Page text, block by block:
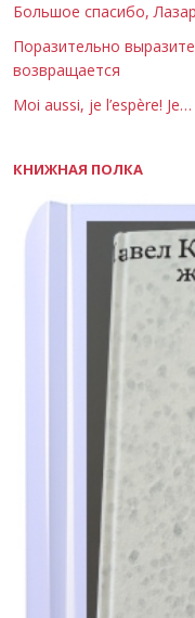
Большое спасибо,
Поразительно
возвращается
Moi aussi, je l’espère! Je…
КНИЖНАЯ ПОЛКА